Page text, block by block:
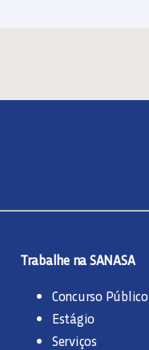
Trabalhe na SANASA
Concurso Público
Estágio
Serviços